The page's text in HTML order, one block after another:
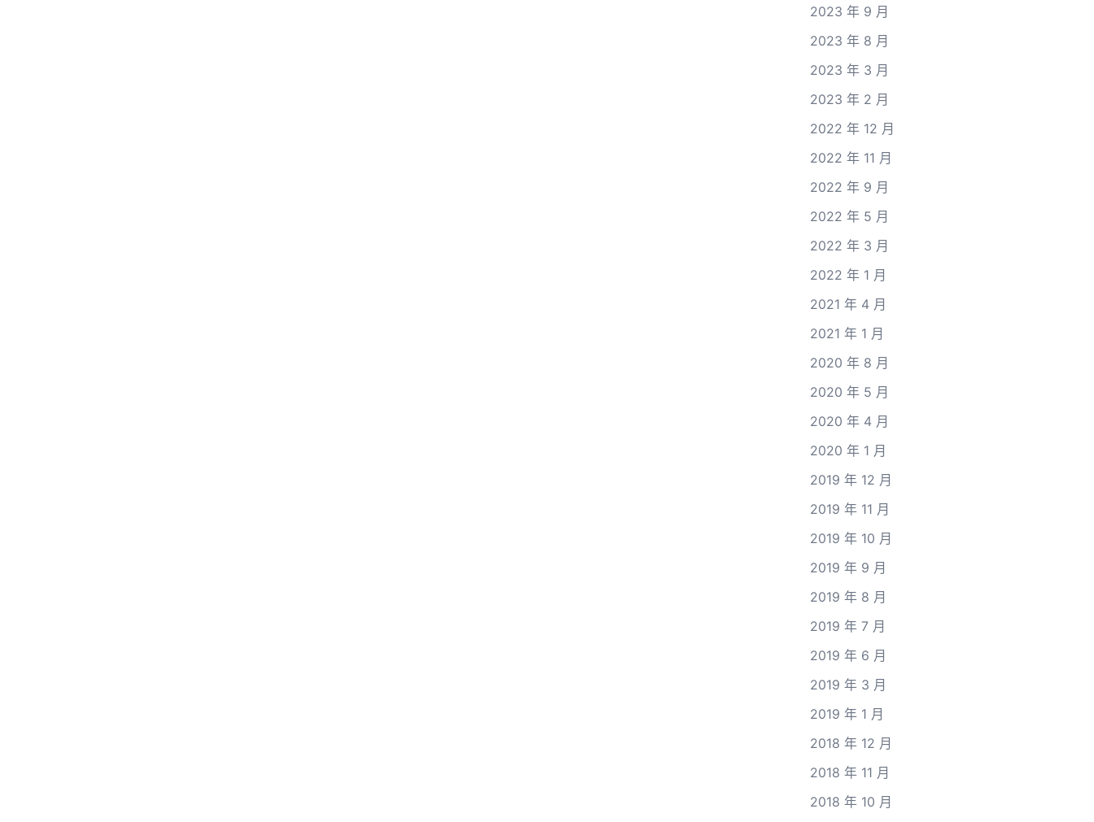
2023 年 9 月
2023 年 8 月
2023 年 3 月
2023 年 2 月
2022 年 12 月
2022 年 11 月
2022 年 9 月
2022 年 5 月
2022 年 3 月
2022 年 1 月
2021 年 4 月
2021 年 1 月
2020 年 8 月
2020 年 5 月
2020 年 4 月
2020 年 1 月
2019 年 12 月
2019 年 11 月
2019 年 10 月
2019 年 9 月
2019 年 8 月
2019 年 7 月
2019 年 6 月
2019 年 3 月
2019 年 1 月
2018 年 12 月
2018 年 11 月
2018 年 10 月